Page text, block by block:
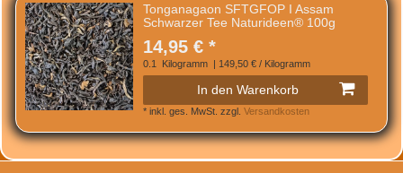
Tonganagaon SFTGFOP I Assam
Schwarzer Tee Naturideen® 100g
14,95 € *
0.1 Kilogramm | 149,50 € / Kilogramm
In den Warenkorb
* inkl. ges. MwSt. zzgl. Versandkosten